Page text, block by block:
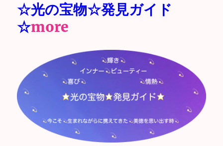
☆光の宝物☆発見ガイド
☆more